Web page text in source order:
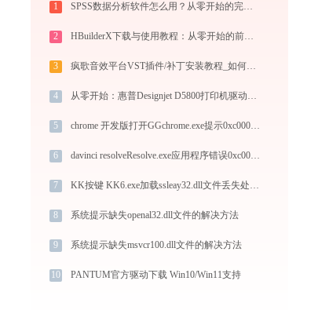
1 SPSS数据分析软件怎么用？从零开始的完整操作指南（附实战案例）
2 HBuilderX下载与使用教程：从零开始的前端开发指南
3 疯歌音效平台VST插件/补丁安装教程_如何加载插件效果包
4 从零开始：惠普Designjet D5800打印机驱动的下载及安装流程
5 chrome 开发版打开GGchrome.exe提示0xc0000017错误码怎么办
6 davinci resolveResolve.exe应用程序错误0xc0000005解决方法
7 KK按键 KK6.exe加载ssleay32.dll文件丢失处理办法
8 系统提示缺失openal32.dll文件的解决方法
9 系统提示缺失msvcr100.dll文件的解决方法
10 PANTUM官方驱动下载 Win10/Win11支持